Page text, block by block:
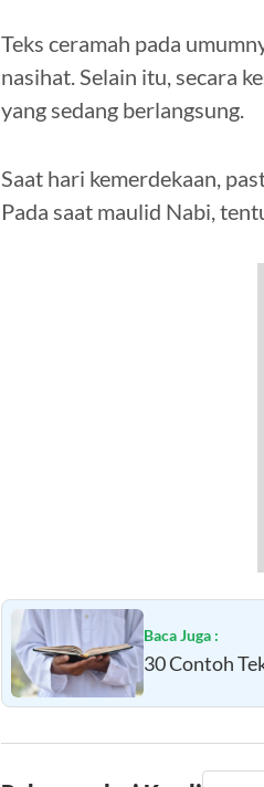
Teks ceramah pada
nasihat. Selain itu, secara
yang sedang berlangsung.
Saat hari kemerdekaan,
Pada saat maulid Nabi,
Baca Juga :
30 Contoh